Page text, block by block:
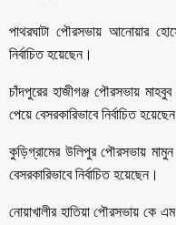
পাথরঘাটা পৌরসভায় আনোয়ার
নির্বাচিত হয়েছেন।
চাঁদপুরের হাজীগঞ্জ পৌরসভায়
পেয়ে বেসরকারিভাবে নির্বাচিত
কুড়িগ্রামের উলিপুর পৌরসভায়
বেসরকারিভাবে নির্বাচিত হয়েছেন।
নোয়াখালীর হাতিয়া পৌরসভায় কে